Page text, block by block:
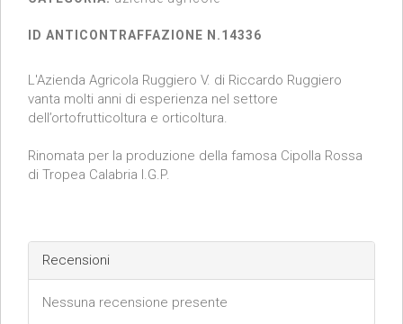
ID ANTICONTRAFFAZIONE N.14336
L'Azienda Agricola Ruggiero V. di Riccardo Ruggiero
vanta molti anni di esperienza nel settore
dell’ortofrutticoltura e orticoltura.
Rinomata per la produzione della famosa Cipolla Rossa
di Tropea Calabria I.G.P.
Recensioni
Nessuna recensione presente